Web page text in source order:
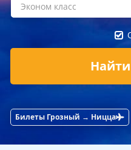
Эконом класс
Билеты Грозный → Ницца